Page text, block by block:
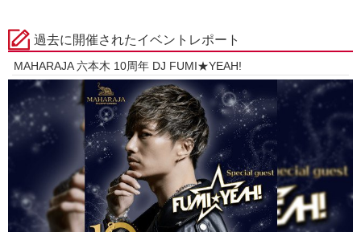
過去に開催されたイベントレポート
MAHARAJA 六本木 10周年 DJ FUMI★YEAH!